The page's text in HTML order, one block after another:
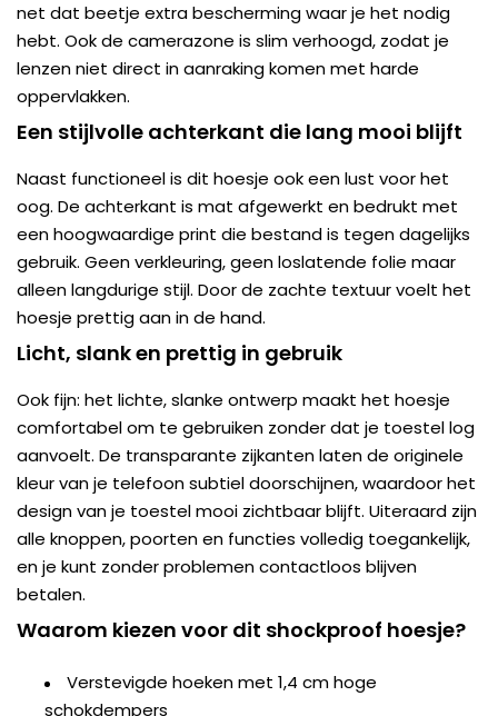
net dat beetje extra bescherming waar je het nodig
hebt. Ook de camerazone is slim verhoogd, zodat je
lenzen niet direct in aanraking komen met harde
oppervlakken.
Een stijlvolle achterkant die lang mooi blijft
Naast functioneel is dit hoesje ook een lust voor het
oog. De achterkant is mat afgewerkt en bedrukt met
een hoogwaardige print die bestand is tegen dagelijks
gebruik. Geen verkleuring, geen loslatende folie maar
alleen langdurige stijl. Door de zachte textuur voelt het
hoesje prettig aan in de hand.
Licht, slank en prettig in gebruik
Ook fijn: het lichte, slanke ontwerp maakt het hoesje
comfortabel om te gebruiken zonder dat je toestel log
aanvoelt. De transparante zijkanten laten de originele
kleur van je telefoon subtiel doorschijnen, waardoor het
design van je toestel mooi zichtbaar blijft. Uiteraard zijn
alle knoppen, poorten en functies volledig toegankelijk,
en je kunt zonder problemen contactloos blijven
betalen.
Waarom kiezen voor dit shockproof hoesje?
Verstevigde hoeken met 1,4 cm hoge
schokdempers